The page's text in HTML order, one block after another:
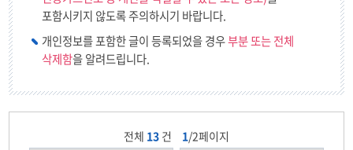
포함시키지 않도록 주의하시기 바랍니다.
개인정보를 포함한 글이 등록되었을 경우부분 또는 전체
삭제함을 알려드립니다.
전체 13 건 1/2페이지